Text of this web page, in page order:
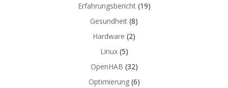
Erfahrungsbericht(19)
Gesundheit (8)
Hardware (2)
Linux(5)
OpenHAB (32)
Optimierung(6)